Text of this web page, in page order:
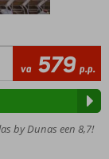
va 579 p.p.
by Dunas een 8,7!